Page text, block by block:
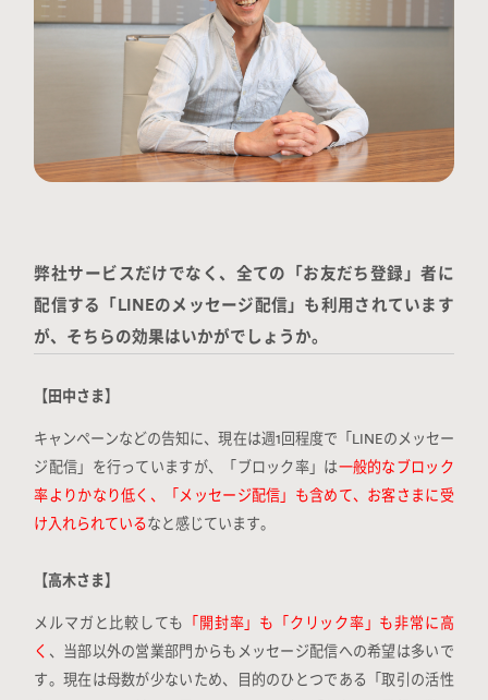
弊社サービスだけでなく、全ての「お友だち登録」者に
配信する「LINEのメッセージ配信」も利用されています
が、そちらの効果はいかがでしょうか。
【田中さま】
キャンペーンなどの告知に、現在は週1回程度で「LINEのメッセー
ジ配信」を行っていますが、「ブロック率」は一般的なブロック
率よりかなり低く、「メッセージ配信」も含めて、お客さまに受
け入れられているなと感じています。
【高木さま】
メルマガと比較しても
「開封率」も「クリック率」も非常に高
く 、当部以外の営業部門からもメッセージ配信への希望は多いで
す。現在は母数が少ないため、目的のひとつである「取引の活性